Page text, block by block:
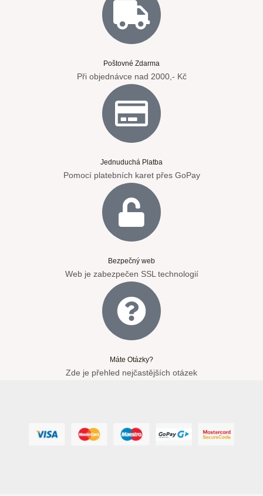
Poštovné Zdarma
Při objednávce nad 2000,- Kč
Jednuduchá Platba
Pomocí platebních karet přes GoPay
Bezpečný web
Web je zabezpečen SSL technologií
Máte Otázky?
Zde je přehled nejčastějších otázek